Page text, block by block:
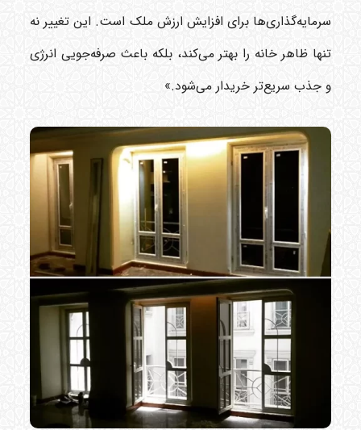
سرمایه‌گذاری‌ها برای افزایش ارزش ملک است. این تغییر نه
تنها ظاهر خانه را بهتر می‌کند، بلکه باعث صرفه‌جویی انرژی
و جذب سریع‌تر خریدار می‌شود.»